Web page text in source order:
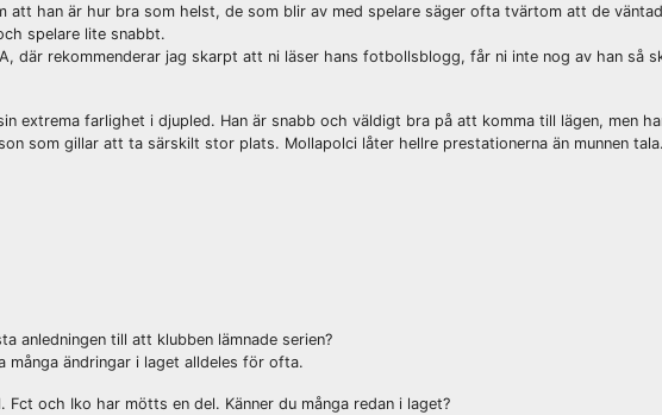
att han är hur bra som helst, de som blir av med spelare säger ofta tvärtom att de
spelare lite snabbt.
där rekommenderar jag skarpt att ni läser hans fotbollsblogg, får ni inte nog av han så
extrema farlighet i djupled. Han är snabb och väldigt bra på att komma till lägen, men
som gillar att ta särskilt stor plats. Mollapolci låter hellre prestationerna än munnen tala.
anledningen till att klubben lämnade serien?
ändringar i laget alldeles för ofta.
och Iko har mötts en del. Känner du många redan i laget?